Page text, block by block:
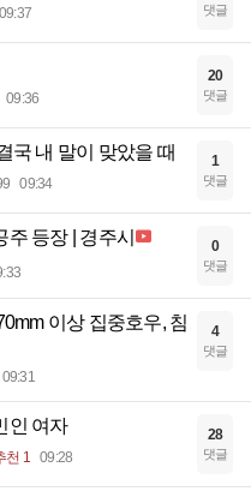
09:37 댓글
09:36
20
댓글
국 내 말이 맞았을 때
09:34
1
댓글
등장 | 경주시 0
댓글
이상 집중호우, 침
09:31
4
댓글
인 여자
천 1 09:28
28
댓글